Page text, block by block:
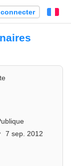
connecter
7 sep. 2012